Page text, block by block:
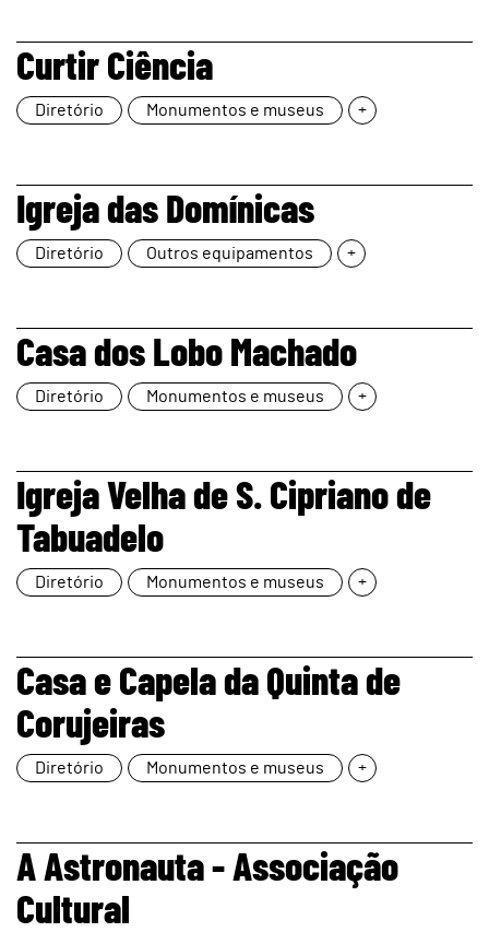
page
Curtir Ciência
Diretório Monumentos e museus +
page
Igreja das Domínicas
Diretório Outros equipamentos +
page
Casa dos Lobo Machado
Diretório Monumentos e museus +
page
Igreja Velha de S. Cipriano de
Tabuadelo
Diretório Monumentos e museus +
page
Casa e Capela da Quinta de
Corujeiras
Diretório Monumentos e museus +
page
A Astronauta - Associação
Cultural